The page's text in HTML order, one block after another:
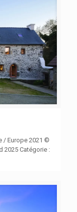
/ Europe 2021 ©
2025 Catégorie :